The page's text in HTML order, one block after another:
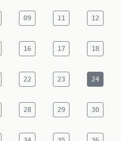
09 11 12
16 17 18
22 23 24
28 29 30